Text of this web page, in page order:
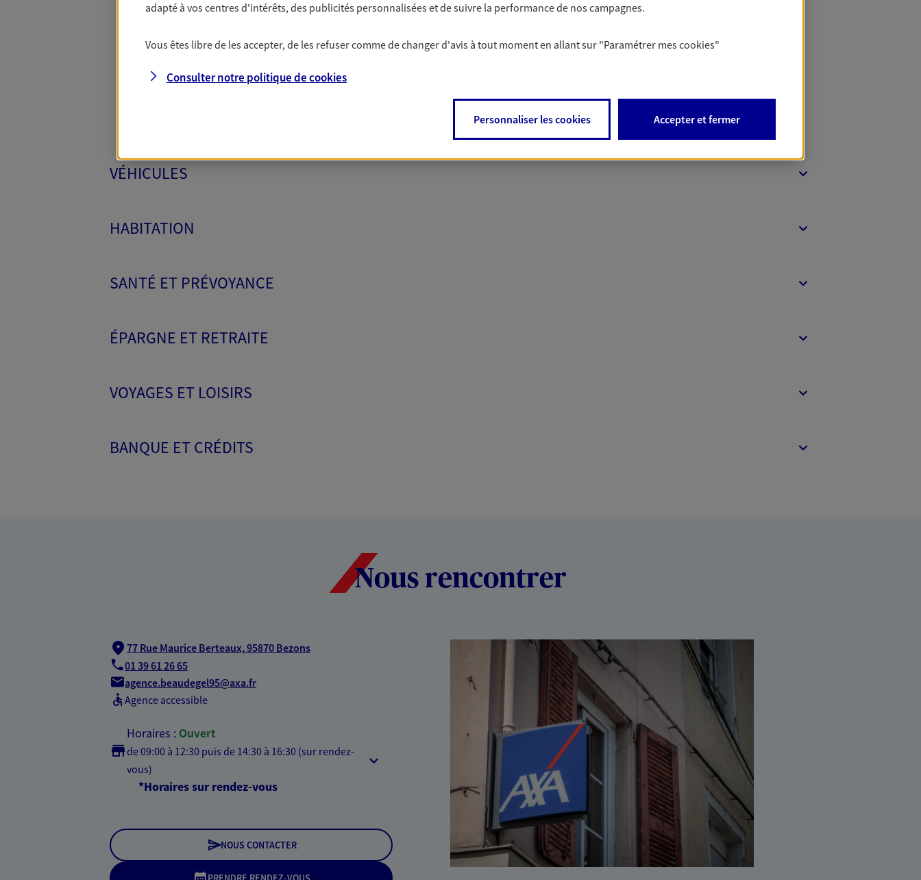
VÉHICULES
HABITATION
SANTÉ ET PRÉVOYANCE
ÉPARGNE ET RETRAITE
VOYAGES ET LOISIRS
BANQUE ET CRÉDITS
Nous rencontrer
77 Rue Maurice Berteaux,95870 Bezons
01 39 61 26 65
agence.beaudegel95@axa.fr
Agence accessible
Horaires : Ouvert
de 09:00 à 12:30 puis de 14:30 à 16:30 (sur rendez-
vous)
*Horaires sur rendez-vous
NOUS CONTACTER
adapté à vos centres d'intérêts, des publicités personnalisées et de suivre la performance de nos campagnes.
Vous êtes libre de les accepter, de les refuser comme de changer d'avis à tout moment en allant sur "Paramétrer mescookies"
Consulter notre politique decookies
Personnaliser les cookies Accepter et fermer